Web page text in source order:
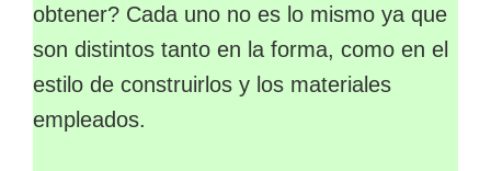
obtener? Cada uno no es lo mismo ya que
son distintos tanto en la forma, como en el
estilo de construirlos y los materiales
empleados.